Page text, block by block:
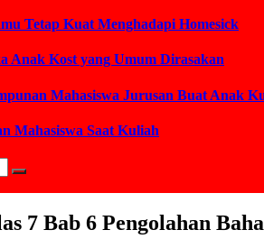
Tetap Kuat Menghadapi Homesick
Anak Kost yang Umum Dirasakan
Mahasiswa Jurusan Buat Anak
Mahasiswa Saat Kuliah
7 Bab 6 Pengolahan